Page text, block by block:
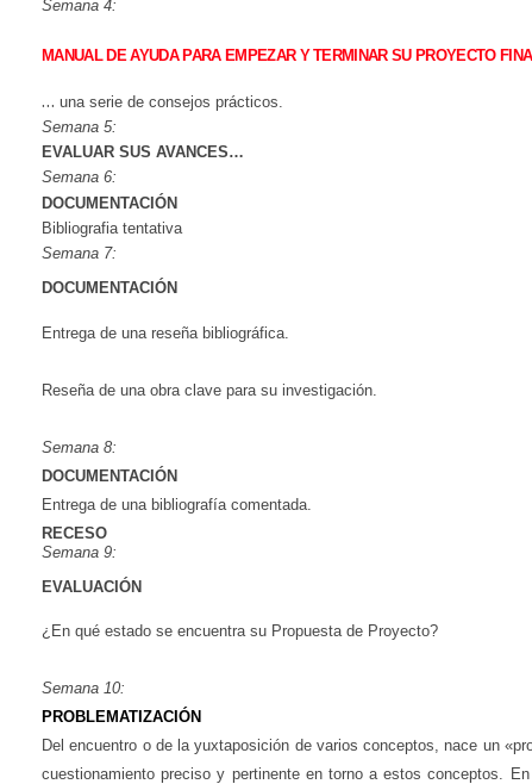
Semana 4:
MANUAL DE AYUDA PARA EMPEZAR Y TERMINAR SU PROYECTO
… una serie de consejos prácticos.
Semana 5:
EVALUAR SUS AVANCES…
Semana 6:
DOCUMENTACIÓN
Bibliografia tentativa
Semana 7:
DOCUMENTACIÓN
Entrega de una reseña bibliográfica.
Reseña de una obra clave para su investigación.
Semana 8:
DOCUMENTACIÓN
Entrega de una bibliografía comentada.
RECESO
Semana 9:
EVALUACIÓN
¿En qué estado se encuentra su Propuesta de Proyecto?
Semana 10:
PROBLEMATIZACIÓN
Del encuentro o de la yuxtaposición de varios conceptos, nace un
cuestionamiento preciso y pertinente en torno a estos conceptos.